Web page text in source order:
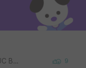
Korea University 수학, 컴퓨터과학 이학사, UC Berkeley 산업공학 대학원 공학박사가 되는 것은 쉽지 않겠죠? 9